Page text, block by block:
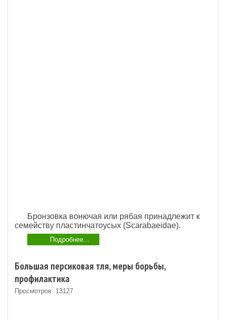
Бронзовка вонючая или рябая принадлежит к
семейству пластинчатоусых (Scarabaeidae).
Подробнее...
Большая персиковая тля, меры борьбы,
профилактика
Просмотров: 13127